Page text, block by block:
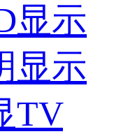
显示
显示
TV